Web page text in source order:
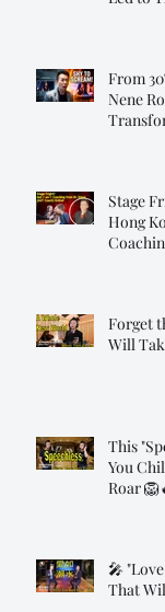
From
Nene
Stage
Hong
Forget
Will
This
You
Roar
🎤
That